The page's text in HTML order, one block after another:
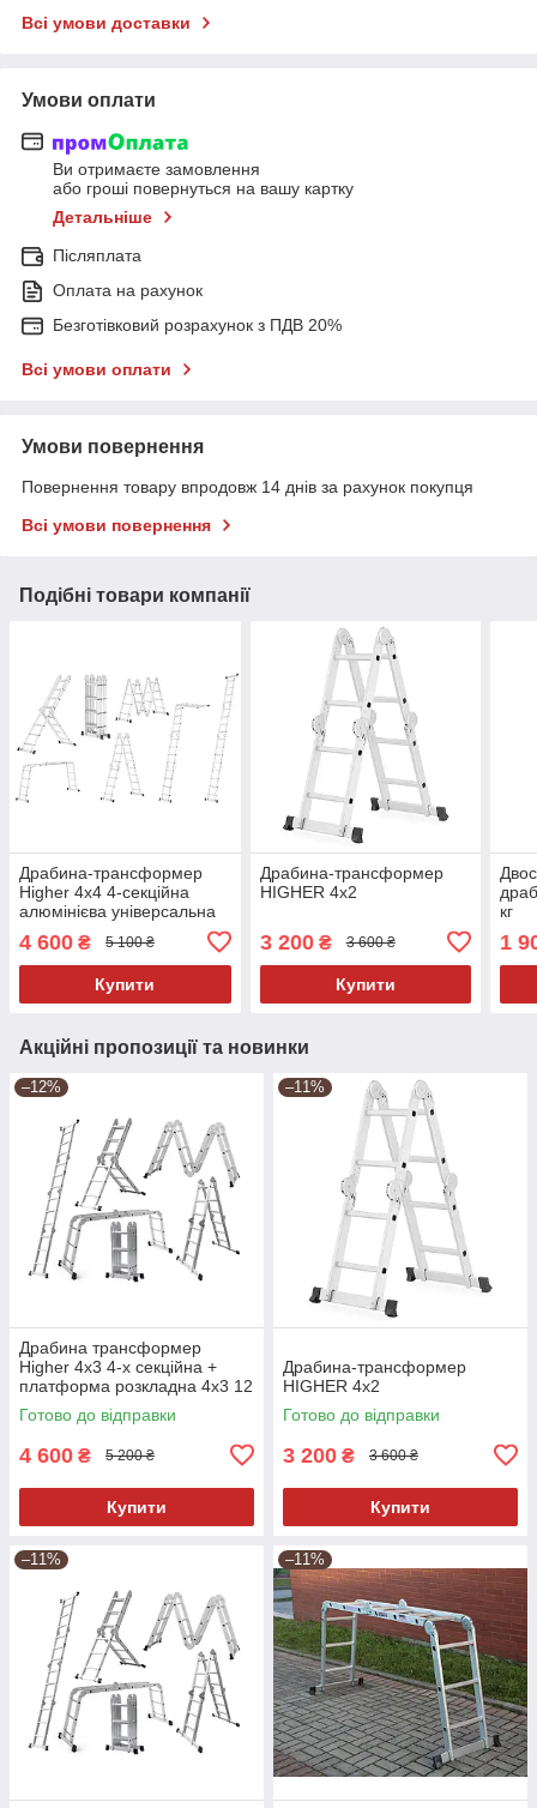
Всі умови доставки
Умови оплати
Ви отримаєте замовлення
або гроші повернуться на вашу картку
Детальніше
Післяплата
Оплата на рахунок
Безготівковий розрахунок з ПДВ 20%
Всі умови оплати
Умови повернення
Повернення товару впродовж 14 днів за рахунок покупця
Всі умови повернення
Подібні товари компанії
Драбина-трансформер
Higher 4x4 4-секційна
алюмінієва універсальна
розкладна 16 ступ. 4.6м
4 600 ₴ 5 100 ₴
Купити
Драбина-трансформер
HIGHER 4х2
3 200₴ 3 600 ₴
Купити
кг
1
Акційні пропозиції та новинки
–12%
Драбина трансформер
Higher 4x3 4-х секційна +
платформа розкладна 4х3 12
ступ.3.5 м Польща
Готово до відправки
4 600 ₴ 5 200 ₴
Купити
–11%
Драбина-трансформер
HIGHER 4х2
Готово до відправки
3 200 ₴ 3 600 ₴
Купити
–11% –11%